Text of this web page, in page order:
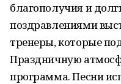
благополучия и
поздравлениями
тренеры, которые
Праздничную
программа. Песни